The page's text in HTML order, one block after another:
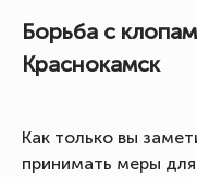
Борьба с
Краснокамск
Как только вы
принимать меры